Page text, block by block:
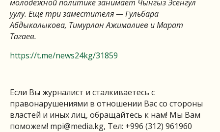
молодежной политике занимает Чынгыз Эсенгул
уулу. Еще три заместителя — Гульбара
Абдыкалыкова, Тимурлан Ажималиев и Марат
Тагаев.
https://t.me/news24kg/31859
Если Вы журналист и сталкиваетесь с
правонарушениями в отношении Вас со стороны
властей и иных лиц, обращайтесь к нам! Мы Вам
поможем! mpi@media.kg, Тел: +996 (312) 961960